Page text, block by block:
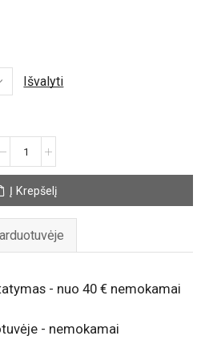
Išvalyti
Į Krepšelį
- nuo 40 € nemokamai
- nemokamai